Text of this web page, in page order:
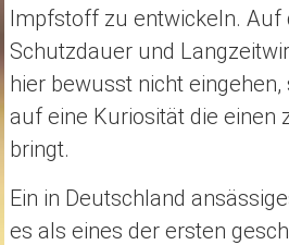
Impfstoff zu entwickeln. Auf
Schutzdauer und
hier bewusst nicht
auf eine Kuriosität die einen
bringt.
Ein in Deutschland
es als eines der ersten